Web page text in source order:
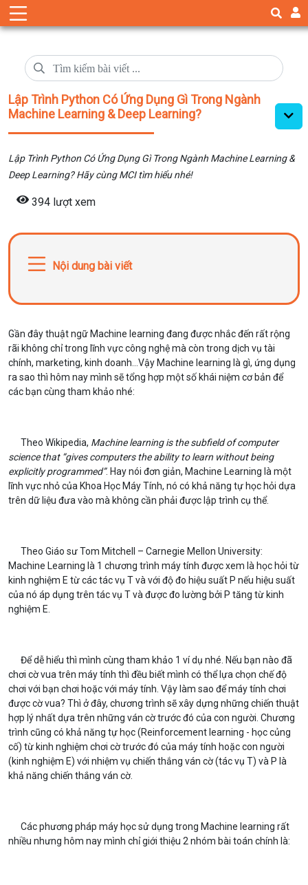
Lập Trình Python Có Ứng Dụng Gì Trong Ngành
Machine Learning & Deep Learning?
Lập Trình Python Có Ứng Dụng Gì Trong Ngành Machine Learning &
Deep Learning? Hãy cùng MCI tìm hiểu nhé!
394 lượt xem
Nội dung bài viết
Gần đây thuật ngữ Machine learning đang được nhắc đến rất rộng
rãi không chỉ trong lĩnh vực công nghệ mà còn trong dịch vụ tài
chính, marketing, kinh doanh…Vậy Machine learning là gì, ứng dụng
ra sao thì hôm nay mình sẽ tổng hợp một số khái niệm cơ bản để
các bạn cùng tham khảo nhé:
Theo Wikipedia, Machine learning is the subfield of computer
science that “gives computers the ability to learn without being
explicitly programmed”. Hay nói đơn giản, Machine Learning là một
lĩnh vực nhỏ của Khoa Học Máy Tính, nó có khả năng tự học hỏi dựa
trên dữ liệu đưa vào mà không cần phải được lập trình cụ thể.
Theo Giáo sư Tom Mitchell – Carnegie Mellon University:
Machine Learning là 1 chương trình máy tính được xem là học hỏi từ
kinh nghiệm E từ các tác vụ T và với độ đo hiệu suất P nếu hiệu suất
của nó áp dụng trên tác vụ T và được đo lường bởi P tăng từ kinh
nghiệm E.
Để dễ hiểu thì mình cùng tham khảo 1 ví dụ nhé. Nếu bạn nào đã
chơi cờ vua trên máy tính thì đều biết mình có thể lựa chọn chế độ
chơi với bạn chơi hoặc với máy tính. Vậy làm sao để máy tính chơi
được cờ vua? Thì ở đây, chương trình sẽ xây dựng những chiến thuật
hợp lý nhất dựa trên những ván cờ trước đó của con người. Chương
trình cũng có khả năng tự học (Reinforcement learning - học củng
cố) từ kinh nghiệm chơi cờ trước đó của máy tính hoặc con người
(kinh nghiệm E) với nhiệm vụ chiến thắng ván cờ (tác vụ T) và P là
khả năng chiến thắng ván cờ.
Các phương pháp máy học sử dụng trong Machine learning rất
nhiều nhưng hôm nay mình chỉ giới thiệu 2 nhóm bài toán chính là: